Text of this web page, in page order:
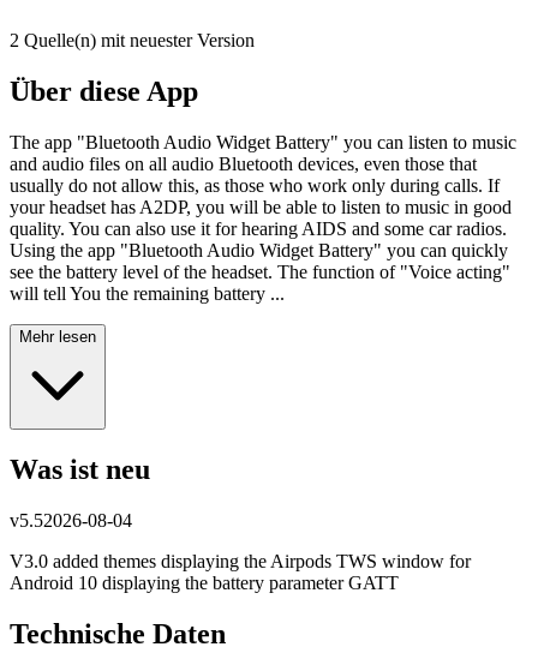
2 Quelle(n) mit neuester Version
Über diese App
The app "Bluetooth Audio Widget Battery" you can listen to music
and audio files on all audio Bluetooth devices, even those that
usually do not allow this, as those who work only during calls. If
your headset has A2DP, you will be able to listen to music in good
quality. You can also use it for hearing AIDS and some car radios.
Using the app "Bluetooth Audio Widget Battery" you can quickly
see the battery level of the headset. The function of "Voice acting"
will tell You the remaining battery ...
Mehr lesen
Was ist neu
v5.52026-08-04
V3.0 added themes displaying the Airpods TWS window for
Android 10 displaying the battery parameter GATT
Technische Daten